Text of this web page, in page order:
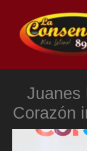
contenido
Juanes
Corazón